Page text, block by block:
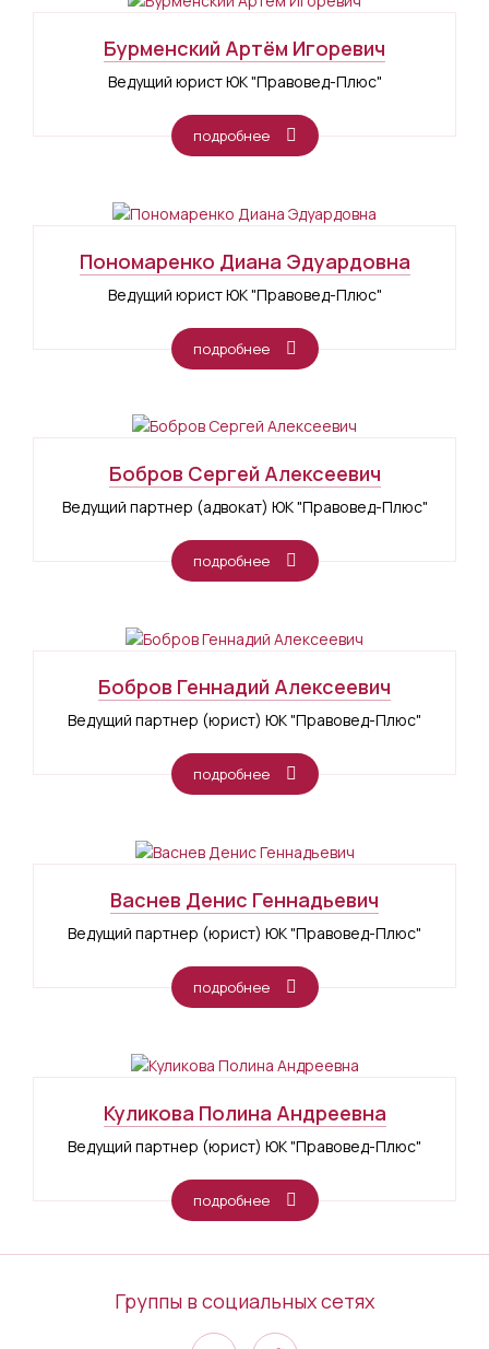
Бурменский Артём Игоревич
Ведущий юрист ЮК "Правовед-Плюс"
подробнее
Пономаренко Диана Эдуардовна
Ведущий юрист ЮК "Правовед-Плюс"
подробнее
Бобров Сергей Алексеевич
Ведущий партнер (адвокат) ЮК "Правовед-Плюс"
подробнее
Бобров Геннадий Алексеевич
Ведущий партнер (юрист) ЮК "Правовед-Плюс"
подробнее
Васнев Денис Геннадьевич
Ведущий партнер (юрист) ЮК "Правовед-Плюс"
подробнее
Куликова Полина Андреевна
Ведущий партнер (юрист) ЮК "Правовед-Плюс"
подробнее
Группы в социальных сетях